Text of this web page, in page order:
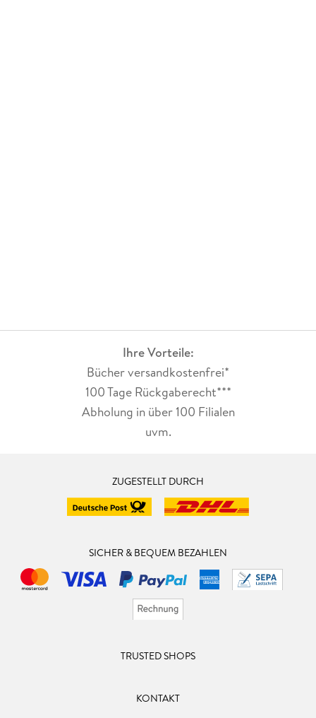
Ihre Vorteile:
Bücher versandkostenfrei*
100 Tage Rückgaberecht***
Abholung in über 100 Filialen
uvm.
ZUGESTELLT DURCH
SICHER & BEQUEM BEZAHLEN
TRUSTED SHOPS
KONTAKT